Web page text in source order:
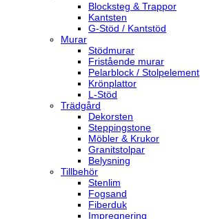
Blocksteg & Trappor
Kantsten
G-Stöd / Kantstöd
Murar
Stödmurar
Fristående murar
Pelarblock / Stolpelement
Krönplattor
L-Stöd
Trädgård
Dekorsten
Steppingstone
Möbler & Krukor
Granitstolpar
Belysning
Tillbehör
Stenlim
Fogsand
Fiberduk
Impregnering